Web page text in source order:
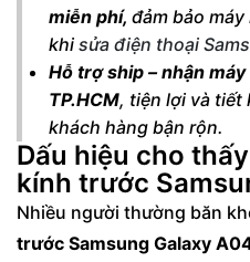
miễn phí, đảm bảo
khi sửa điện thoại
Hỗ trợ ship – nhận
TP.HCM, tiện lợi và tiết
khách hàng bận rộn.
Dấu hiệu cho
kính trước
Nhiều người thường băn
trước Samsung Galaxy